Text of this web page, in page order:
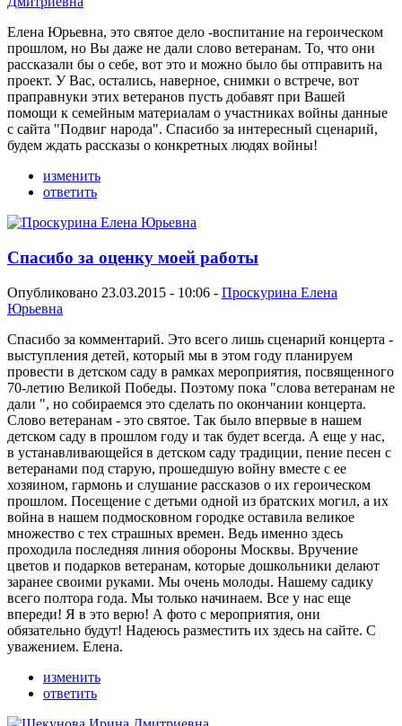
Елена Юрьевна, это святое дело -воспитание на героическом
прошлом, но Вы даже не дали слово ветеранам. То, что они
рассказали бы о себе, вот это и можно было бы отправить на
проект. У Вас, остались, наверное, снимки о встрече, вот
праправнуки этих ветеранов пусть добавят при Вашей
помощи к семейным материалам о участниках войны данные
с сайта "Подвиг народа". Спасибо за интересный сценарий,
будем ждать рассказы о конкретных людях войны!
изменить
ответить
Спасибо за оценку моей работы
Опубликовано 23.03.2015 - 10:06 - Проскурина Елена
Юрьевна
Спасибо за комментарий. Это всего лишь сценарий концерта -
выступления детей, который мы в этом году планируем
провести в детском саду в рамках мероприятия, посвященного
70-летию Великой Победы. Поэтому пока "слова ветеранам не
дали ", но собираемся это сделать по окончании концерта.
Слово ветеранам - это святое. Так было впервые в нашем
детском саду в прошлом году и так будет всегда. А еще у нас,
в устанавливающейся в детском саду традиции, пение песен с
ветеранами под старую, прошедшую войну вместе с ее
хозяином, гармонь и слушание рассказов о их героическом
прошлом. Посещение с детьми одной из братских могил, а их
война в нашем подмосковном городке оставила великое
множество с тех страшных времен. Ведь именно здесь
проходила последняя линия обороны Москвы. Вручение
цветов и подарков ветеранам, которые дошкольники делают
заранее своими руками. Мы очень молоды. Нашему садику
всего полтора года. Мы только начинаем. Все у нас еще
впереди! Я в это верю! А фото с мероприятия, они
обязательно будут! Надеюсь разместить их здесь на сайте. С
уважением. Елена.
изменить
ответить